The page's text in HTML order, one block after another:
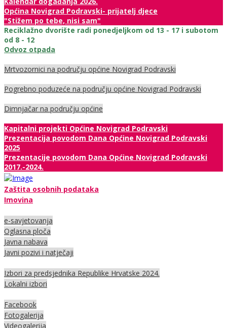
Općina Novigrad Podravski- prijatelj djece
"Stižem po tebe, nisi sam"
Reciklažno dvorište radi ponedjeljkom od 13 - 17 i subotom
od 8 - 12
Odvoz otpada
Mrtvozornici na području općine Novigrad Podravski
Pogrebno poduzeće na području općine Novigrad Podravski
Dimnjačar na području općine
Kapitalni projekti Općine Novigrad Podravski
Prezentacija povodom Dana Općine Novigrad Podravski
2025
Prezentacije povodom Dana Općine Novigrad Podravski
2017.-2024.
Zaštita osobnih podataka
Imovina
e-savjetovanja
Oglasna ploča
Javna nabava
Javni pozivi i natječaji
Izbori za predsjednika Republike Hrvatske 2024.
Lokalni izbori
Facebook
Fotogalerija
Videogalerija